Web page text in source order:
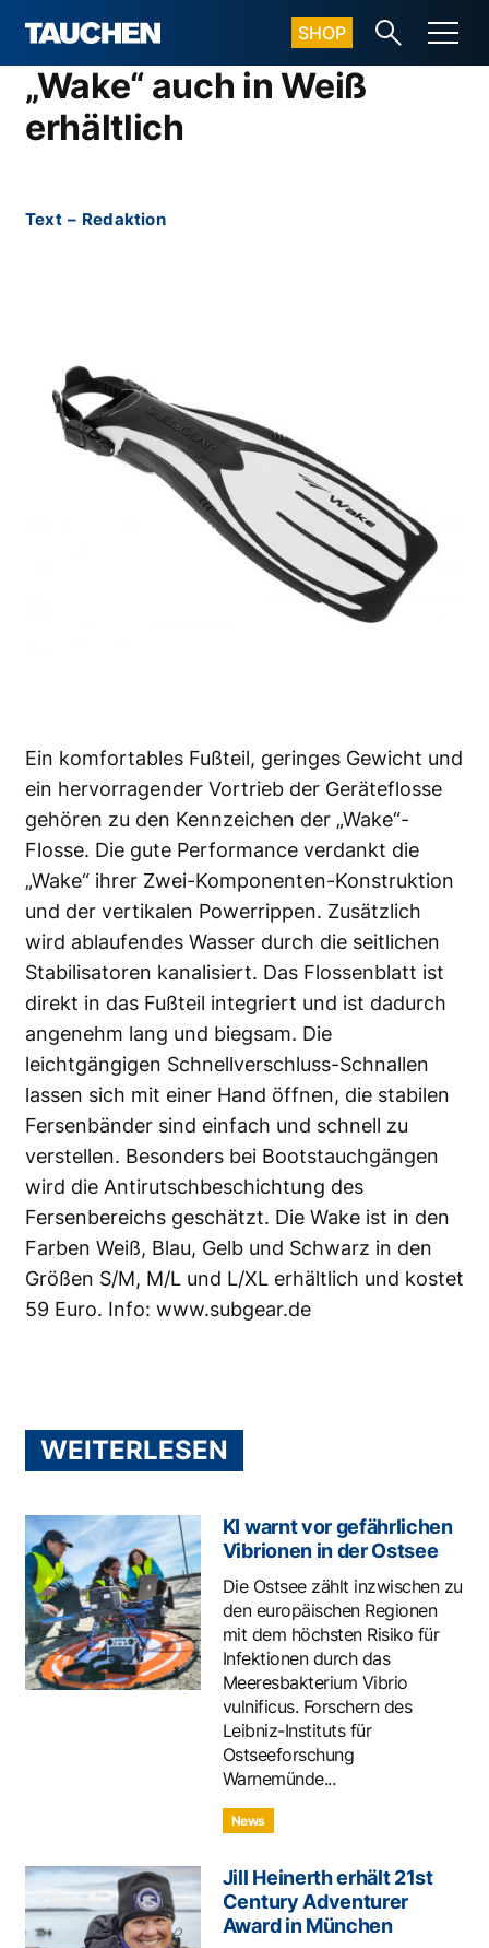
SHOP
„Wake“ auch in Weiß
erhältlich
Text – Redaktion
Ein komfortables Fußteil, geringes Gewicht und
ein hervorragender Vortrieb der Geräteflosse
gehören zu den Kennzeichen der „Wake“-
Flosse. Die gute Performance verdankt die
„Wake“ ihrer Zwei-Komponenten-Konstruktion
und der vertikalen Powerrippen. Zusätzlich
wird ablaufendes Wasser durch die seitlichen
Stabilisatoren kanalisiert. Das Flossenblatt ist
direkt in das Fußteil integriert und ist dadurch
angenehm lang und biegsam. Die
leichtgängigen Schnellverschluss-Schnallen
lassen sich mit einer Hand öffnen, die stabilen
Fersenbänder sind einfach und schnell zu
verstellen. Besonders bei Bootstauchgängen
wird die Antirutschbeschichtung des
Fersenbereichs geschätzt. Die Wake ist in den
Farben Weiß, Blau, Gelb und Schwarz in den
Größen S/M, M/L und L/XL erhältlich und kostet
59 Euro. Info: www.subgear.de
WEITERLESEN
KI warnt vor gefährlichen
Vibrionen in der Ostsee
Die Ostsee zählt inzwischen zu
den europäischen Regionen
mit dem höchsten Risiko für
Infektionen durch das
Meeresbakterium Vibrio
vulnificus. Forschern des
Leibniz-Instituts für
Ostseeforschung
Warnemünde...
News
Jill Heinerth erhält 21st
Century Adventurer
Award in München